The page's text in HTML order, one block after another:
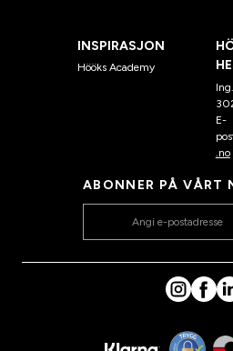
INSPIRASJON
Hööks Academy
E-
.no
ABONNER PÅ VÅRT